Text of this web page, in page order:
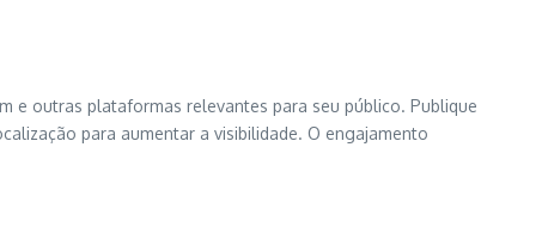
e outras plataformas relevantes para seu público. Publique
para aumentar a visibilidade. O engajamento